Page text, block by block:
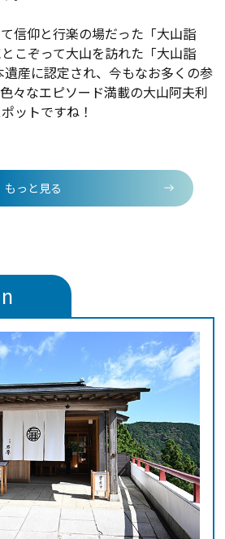
信仰と行楽の場だった「大山詣
こぞって大山を訪れた「大山詣
産に認定され、今もなお多くの参
々なエピソード満載の大山阿夫利
ットですね！
もっと見る